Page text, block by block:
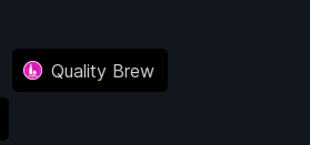
Quality Brew